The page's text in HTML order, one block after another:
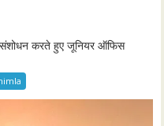
करते हुए जूनियर ऑफिस